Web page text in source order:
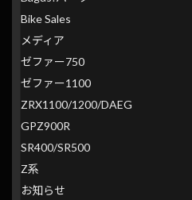
Bike Sales
メディア
ゼファー750
ゼファー1100
ZRX1100/1200/DAEG
GPZ900R
SR400/SR500
Z系
お知らせ